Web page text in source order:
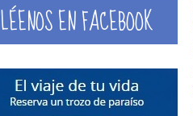
LÉENOS EN FACEBOOK